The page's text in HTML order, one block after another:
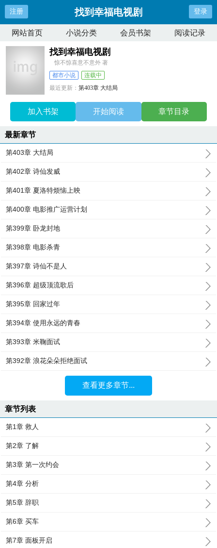
注册 找到幸福电视剧 登录
网站首页 小说分类 会员书架 阅读记录
找到幸福电视剧
惊不惊喜意不意外 著
都市小说
连载中
最近更新：第403章 大结局
加入书架 开始阅读 章节目录
最新章节
第403章 大结局
第402章 诗仙发威
第401章 夏洛特烦恼上映
第400章 电影推广运营计划
第399章 卧龙封地
第398章 电影杀青
第397章 诗仙不是人
第396章 超级顶流歌后
第395章 回家过年
第394章 使用永远的青春
第393章 米鞠面试
第392章 浪花朵朵拒绝面试
查看更多章节...
章节列表
第1章 救人
第2章 了解
第3章 第一次约会
第4章 分析
第5章 辞职
第6章 买车
第7章 面板开启